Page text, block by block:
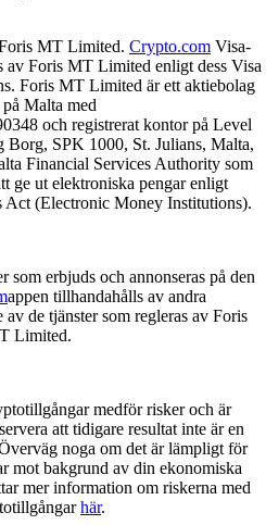
MT Limited. Crypto.com Visa-
av Foris MT Limited enligt dess Visa
Foris MT Limited är ett aktiebolag
Malta med
och registrerat kontor på Level
SPK 1000, St. Julians, Malta,
Financial Services Authority som
ge ut elektroniska pengar enligt
(Electronic Money Institutions).
som erbjuds och annonseras på den
appen tillhandahålls av andra
de tjänster som regleras av Foris
Limited.
medför risker och är
att tidigare resultat inte är en
noga om det är lämpligt för
mot bakgrund av din ekonomiska
mer information om riskerna med
här.